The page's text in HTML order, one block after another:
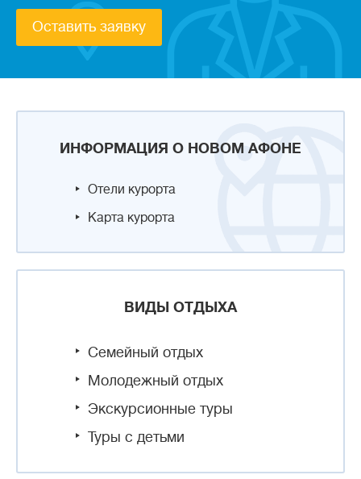
ИНФОРМАЦИЯ О НОВОМ АФОНЕ
Отели курорта
Карта курорта
ВИДЫ ОТДЫХА
Семейный отдых
Молодежный отдых
Экскурсионные туры
Туры с детьми
Оставить заявку